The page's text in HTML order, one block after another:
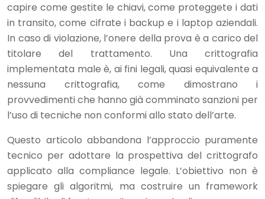
capire come gestite le chiavi, come proteggete i dati
in transito, come cifrate i backup e i laptop aziendali.
In caso di violazione, l’onere della prova è a carico del
titolare del trattamento. Una crittografia
implementata male è, ai fini legali, quasi equivalente a
nessuna crittografia, come dimostrano i
provvedimenti che hanno già comminato sanzioni per
l’uso di tecniche non conformi allo stato dell’arte.
Questo articolo abbandona l’approccio puramente
tecnico per adottare la prospettiva del crittografo
applicato alla compliance legale. L’obiettivo non è
spiegare gli algoritmi, ma costruire un framework